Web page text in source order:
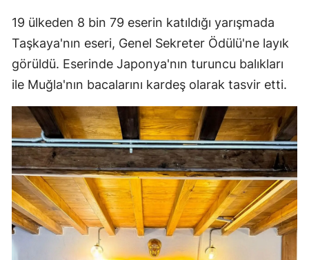
19 ülkeden 8 bin 79 eserin katıldığı yarışmada
Taşkaya'nın eseri, Genel Sekreter Ödülü'ne layık
görüldü. Eserinde Japonya'nın turuncu balıkları
ile Muğla'nın bacalarını kardeş olarak tasvir etti.